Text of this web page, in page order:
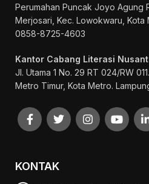
Perumahan Puncak Joyo Agung
Merjosari, Kec. Lowokwaru, Kota
0858-8725-4603
Kantor Cabang Literasi
Jl. Utama 1 No. 29 RT 024/RW
Metro Timur, Kota Metro.
KONTAK